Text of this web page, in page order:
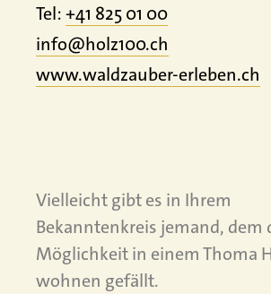
Tel:+41 825 01 00
info@holz100.ch
www.waldzauber-erleben.ch
Vielleicht gibt es in Ihrem
Bekanntenkreis jemand, dem
Möglichkeit in einem Thoma
wohnen gefällt.